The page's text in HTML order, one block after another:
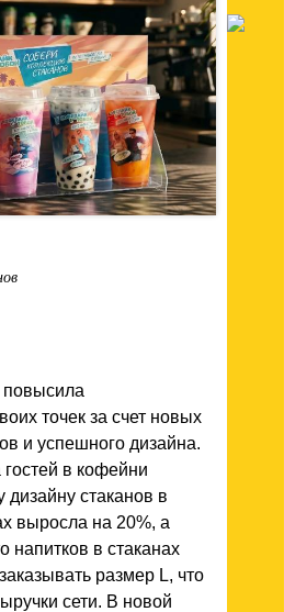
точек за счет новых
и успешного дизайна.
гостей в кофейни
дизайну стаканов в
выросла на 20%, а
напитков в стаканах
размер L, что
сети. В новой